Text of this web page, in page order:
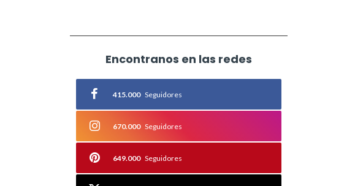
Encontranos en las redes
415.000 Seguidores
670.000 Seguidores
649.000 Seguidores